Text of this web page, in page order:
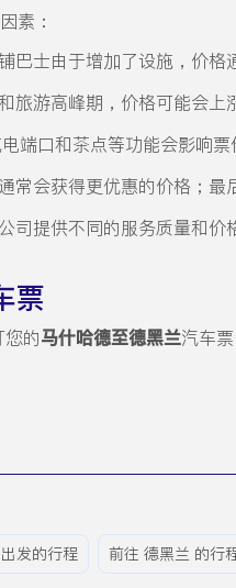
素：
巴士由于增加了设施，价格
旅游高峰期，价格可能会上
电端口和茶点等功能会影响票
常会获得更优惠的价格；最
司提供不同的服务质量和价
票
您的马什哈德至德黑兰汽车
发的行程 前往 德黑兰 的行